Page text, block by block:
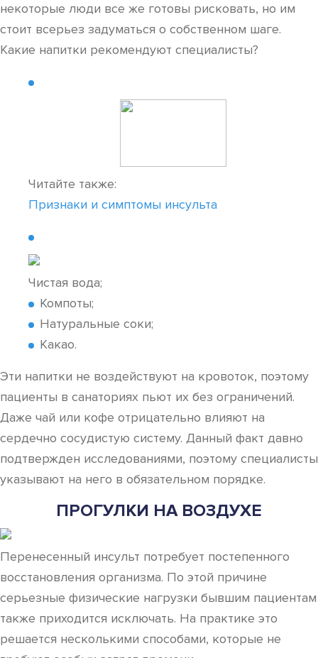
некоторые люди все же готовы рисковать, но им
стоит всерьез задуматься о собственном шаге.
Какие напитки рекомендуют специалисты?
Читайте также:
Признаки и симптомы инсульта
Чистая вода;
Компоты;
Натуральные соки;
Какао.
Эти напитки не воздействуют на кровоток, поэтому
пациенты в санаториях пьют их без ограничений.
Даже чай или кофе отрицательно влияют на
сердечно сосудистую систему. Данный факт давно
подтвержден исследованиями, поэтому специалисты
указывают на него в обязательном порядке.
ПРОГУЛКИ НА ВОЗДУХЕ
Перенесенный инсульт потребует постепенного
восстановления организма. По этой причине
серьезные физические нагрузки бывшим пациентам
также приходится исключать. На практике это
решается несколькими способами, которые не